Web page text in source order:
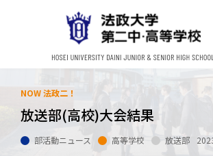
NOW 法政二！
放送部(高校)大会結果
部活動ニュース 高等学校 放送部